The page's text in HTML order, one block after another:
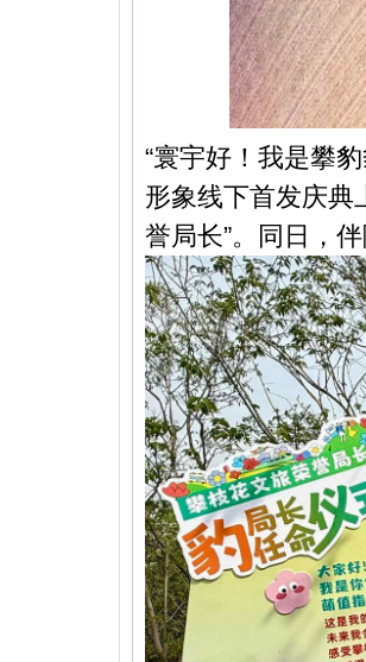
“寰宇好！我是攀
形象线下首发庆典
誉局长”。同日，